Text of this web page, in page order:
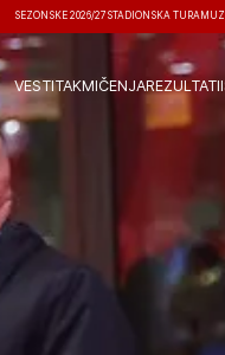
SEZONSKE 2026/27 STADIONSKA TURA
VESTITAKMIČENJAREZULTATI